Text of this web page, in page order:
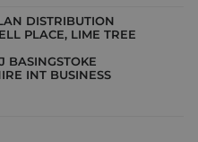
DISTRIBUTION
PLACE, LIME TREE
BASINGSTOKE
INT BUSINESS